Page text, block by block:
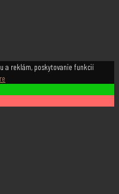
a reklám, poskytovanie funkcií